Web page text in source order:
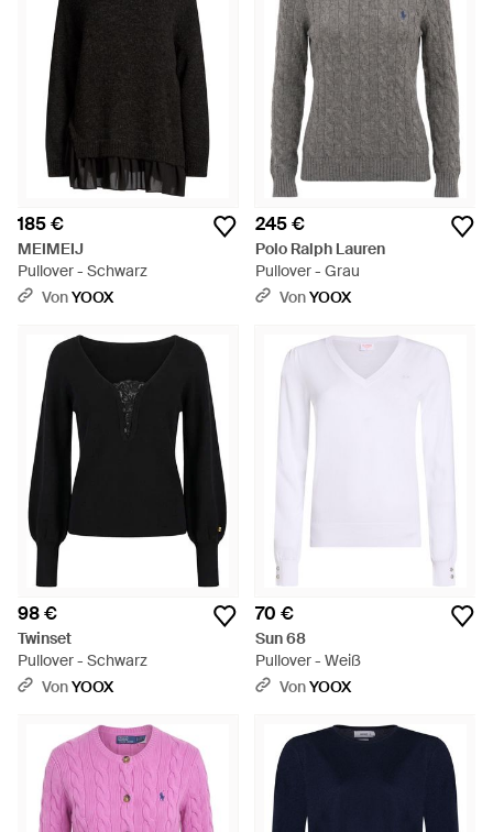
185 €
MEIMEIJ
Pullover - Schwarz
VonYOOX
245 €
Polo Ralph Lauren
Pullover - Grau
VonYOOX
98 €
Twinset
Pullover - Schwarz
VonYOOX
70 €
Sun 68
Pullover - Weiß
VonYOOX